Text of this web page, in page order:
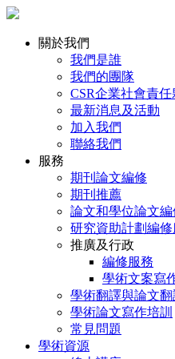
關於我們
我們是誰
我們的團隊
CSR企業社會責任
最新消息及活動
加入我們
聯絡我們
服務
期刊論文編修
期刊推薦
論文和學位論文編
研究資助計劃編修
推廣及行政
編修服務
學術文案寫
學術翻譯與論文翻
學術論文寫作培訓
常見問題
學術資源